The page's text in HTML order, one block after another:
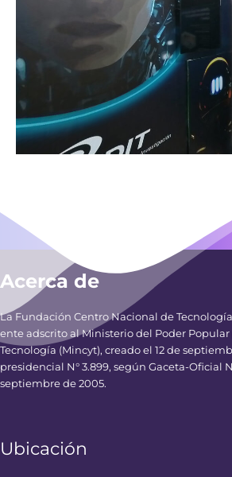
Acerca de
La Fundación Centro Nacional de
ente adscrito al Ministerio del Poder Popular
Tecnología (Mincyt), creado el 12 de
presidencial N° 3.899, según Gaceta-Oficial
septiembre de 2005.
Ubicación